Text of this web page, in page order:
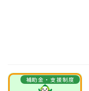
補助金・支援制度